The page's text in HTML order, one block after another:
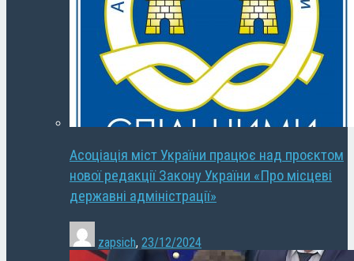
Асоціація міст України працює над проєктом
нової редакції Закону України «Про місцеві
державні адміністрації»
zapsich, 23/12/2024